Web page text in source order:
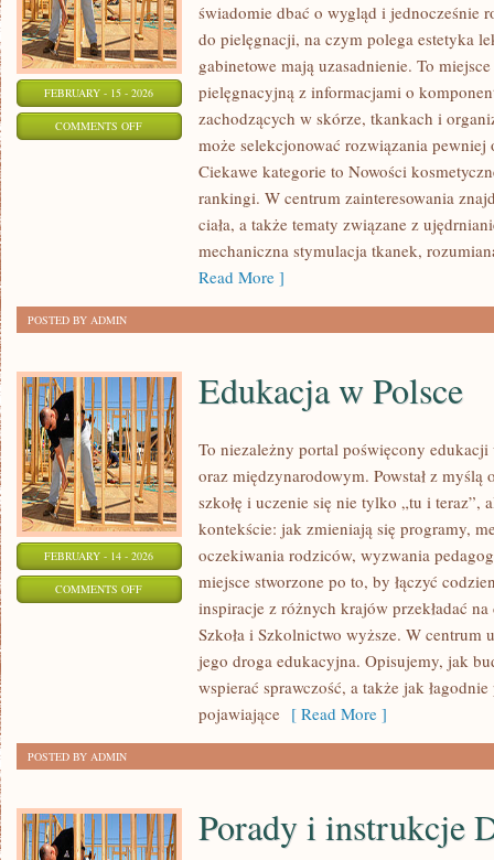
FEBRUARY - 15 - 2026
COMMENTS OFFON
MEZOTERAPIA
świadomie dbać o wygląd i jednocześnie
do pielęgnacji, na czym polega estetyka
gabinetowe mają uzasadnienie. To
pielęgnacyjną z informacjami o
zachodzących w skórze, tkankach i
może selekcjonować rozwiązania
Ciekawe kategorie to Nowości
rankingi. W centrum zainteresowania
ciała, a także tematy związane z
mechaniczna stymulacja tkanek,
Read More ]
POSTED BY ADMIN
FEBRUARY - 14 - 2026
COMMENTS OFFON
Edukacja w Polsce
To niezależny portal poświęcony
oraz międzynarodowym. Powstał z myślą
szkołę i uczenie się nie tylko „tu i teraz”,
kontekście: jak zmieniają się programy,
oczekiwania rodziców, wyzwania
miejsce stworzone po to, by łączyć
inspiracje z różnych krajów przekładać
Szkoła i Szkolnictwo wyższe. W centrum
jego droga edukacyjna. Opisujemy, jak
wspierać sprawczość, a także jak
pojawiające [ Read More ]
POSTED BY ADMIN
Porady i instrukcje